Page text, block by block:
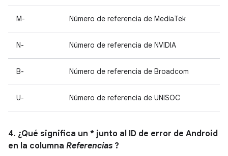
M- Número de referencia de MediaTek
N- Número de referencia de NVIDIA
B- Número de referencia de Broadcom
U- Número de referencia de UNISOC
4. ¿Qué significa un * junto al ID de error de Android
en la columna Referencias ?